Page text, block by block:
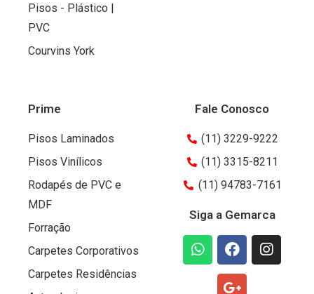
Pisos - Plástico |
PVC
Courvins York
Prime
Pisos Laminados
Pisos Vinílicos
Rodapés de PVC e
MDF
Forração
Carpetes Corporativos
Carpetes Residências
Fale Conosco
(11) 3229-9222
(11) 3315-8211
(11) 94783-7161
Siga a Gemarca